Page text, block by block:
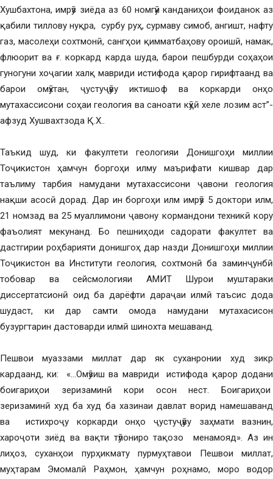
Хушбахтона, имрӯз зиёда аз 60 номгӯи канданиҳои фоиданок аз
қабили тиллову нуқра, сурбу руҳ, сурмаву симоб, ангишт, нафту
газ, масолеҳи сохтмонӣ, сангҳои қимматбаҳову ороишӣ, намак,
флюорит ва ғ. коркард карда шуда, барои пешбурди соҳаҳои
гуногуни хоҷагии халқ мавриди истифода қарор гирифтаанд ва
барои омӯхтан, ҷустуҷӯву иктишоф ва коркарди онҳо
мутахассисони соҳаи геология ва саноати кӯҳӣ хеле лозим аст”-
афзуд Хушвахтзода Қ.Х..
Таъкид шуд, ки факултети геологияи Донишгоҳи миллии
Тоҷикистон ҳамчун боргоҳи илму маърифати кишвар дар
таълиму тарбия намудани мутахассисони ҷавони геология
нақши асосӣ дорад. Дар ин боргоҳи илм имрӯз 5 доктори илм,
21 номзад ва 25 муаллимони ҷавону кормандони техникӣ кору
фаъолият мекунанд. Бо пешниҳоди садорати факултет ва
дастгирии роҳбарияти донишгоҳ дар назди Донишгоҳи миллии
Тоҷикистон ва Институти геология, сохтмонӣ ба заминҷунбӣ
тобовар ва сейсмологияи АМИТ Шурои муштараки
диссертатсионӣ оид ба дарёфти дараҷаи илмӣ таъсис дода
шудаст, ки дар самти омода намудани мутахасисон
бузургтарин дастоварди илмӣ шинохта мешаванд.
Пешвои муаззами миллат дар як суханронии худ зикр
кардаанд, ки: «…Омӯзиш ва мавриди истифода қарор додани
боигариҳои зеризаминӣ кори осон нест. Боигариҳои
зеризаминӣ худ ба худ ба хазинаи давлат ворид намешаванд
ва истихроҷу коркарди онҳо ҷустуҷӯву заҳмати вазнин,
хароҷоти зиёд ва вақти тӯлониро тақозо менамояд». Аз ин
лиҳоз, суханҳои пурҳикмату пурмуҳтавои Пешвои миллат,
муҳтарам Эмомалӣ Раҳмон, ҳамчун роҳнамо, моро водор